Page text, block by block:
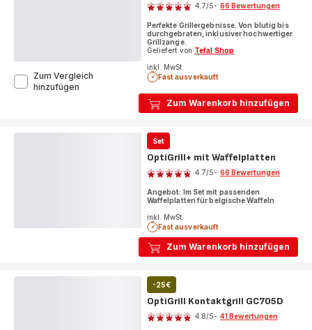
Zum Warenkorb hinzufügen
4.7/5- 66 Bewertungen
Perfekte Grillergebnisse. Von blutig bis
durchgebraten, inklusiver hochwertiger
Grillzange.
Geliefert von Tefal Shop
inkl. MwSt
Fast ausverkauft
Zum Vergleich
hinzufügen
Zum Warenkorb hinzufügen
Set
OptiGrill+ mit Waffelplatten
Bewertung
4.7/5- 66 Bewertungen
Angebot: Im Set mit passenden
Waffelplatten für belgische Waffeln
inkl. MwSt
Fast ausverkauft
-25€
OptiGrill Kontaktgrill GC705D
Bewertung
4.8/5- 41 Bewertungen